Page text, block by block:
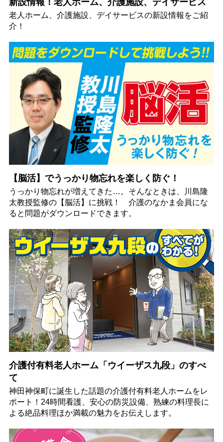
老人ホーム、介護施設、デイサービスの新設情報をご紹
介！
【脳活】でうっかり物忘れを楽しく防ぐ！
うっかり物忘れが増えてきた…。そんなときは、川島隆
太教授監修の【脳活】に挑戦！ 介護のなかま会員にな
ると問題がダウンロードできます。
介護付有料老人ホーム「ウイーザス九段」のすべ
て
神田神保町に誕生した話題の介護付有料老人ホームをレ
ポート！24時間看護、安心の防災設備、熟練の料理長に
よる絶品料理ほか満載の魅力をお伝えします。